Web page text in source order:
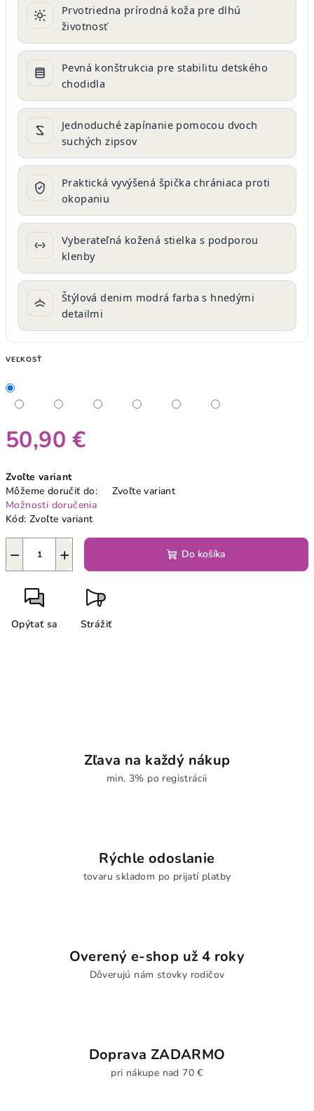
Prvotriedna prírodná koža pre dlhú
životnosť
Pevná konštrukcia pre stabilitu detského
chodidla
Jednoduché zapínanie pomocou dvoch
suchých zipsov
Praktická vyvýšená špička chrániaca proti
okopaniu
Vyberateľná kožená stielka s podporou
klenby
Štýlová denim modrá farba s hnedými
detailmi
VEĽKOSŤ
50,90 €
cena:
Zvoľte variant
Môžeme doručiť do:
Zvoľte variant
Možnosti doručenia
Kód: Zvoľte variant
+
− Do košíka
Opýtať sa Strážiť
Zľava na každý nákup
min. 3% po registrácii
Rýchle odoslanie
tovaru skladom po prijatí platby
Overený e-shop už 4 roky
Dôverujú nám stovky rodičov
Doprava ZADARMO
pri nákupe nad 70 €